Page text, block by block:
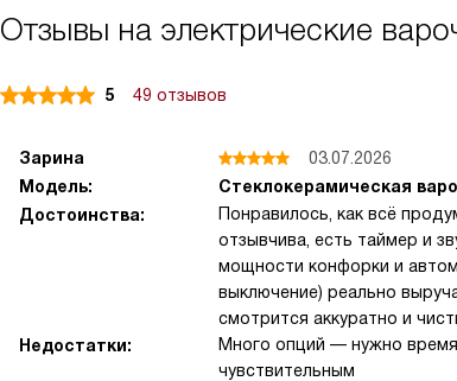
Отзывы на электрические
5 49 отзывов
Зарина
03.07.2026
Модель:
Стеклокерамическая
Достоинства:
Понравилось, как всё
отзывчива, есть таймер и
мощности конфорки и
выключение) реально
смотрится аккуратно и
Недостатки:
Много опций — нужно
чувствительным